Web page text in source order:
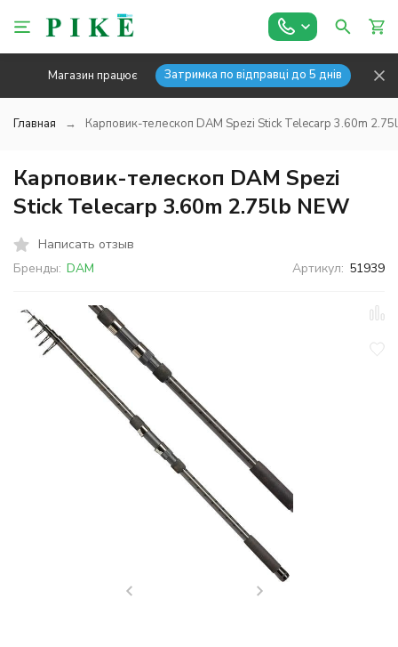
Магазин працює Затримка по відправці до 5 днів
Главная Карповик-телескоп DAM Spezi Stick Telecarp 3.60m
Карповик-телескоп DAM Spezi
Stick Telecarp 3.60m 2.75lb NEW
Написать отзыв
Бренды: DAM Артикул: 51939